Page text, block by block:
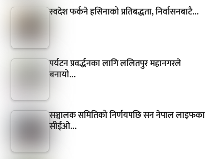
स्वदेश फर्कने हसिनाको प्रतिबद्धता, निर्वासनबाटै…
पर्यटन प्रवर्द्धनका लागि ललितपुर महानगरले
बनायो…
सञ्चालक समितिको निर्णयपछि सन नेपाल लाइफका
सीईओ…